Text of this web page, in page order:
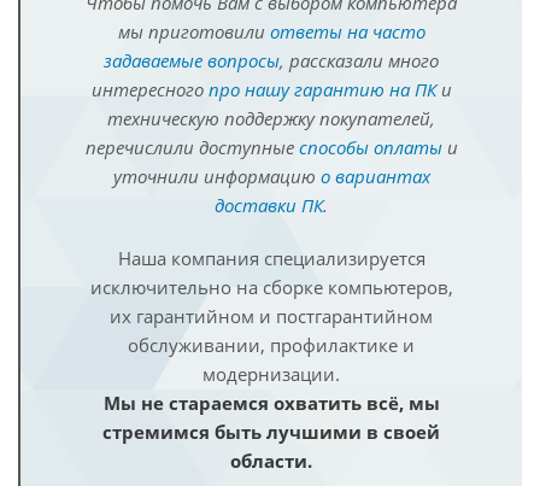
мы приготовили ответы на часто
задаваемые вопросы, рассказали много
интересного про нашу гарантию на ПКи
техническую поддержку покупателей,
перечислили доступные способы оплатыи
уточнили информацию о вариантах
доставки ПК.
Наша компания специализируется
исключительно на сборке компьютеров,
их гарантийном и постгарантийном
обслуживании, профилактике и
модернизации.
Мы не стараемся охватить всё, мы
стремимся быть лучшими в своей
области.